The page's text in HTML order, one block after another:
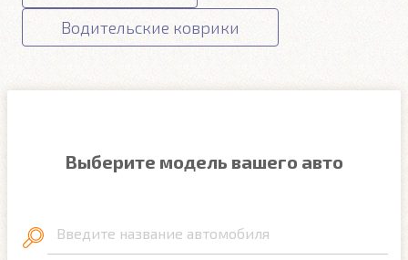
Водительские коврики
Выберите модель вашего авто
Введите название автомобиля